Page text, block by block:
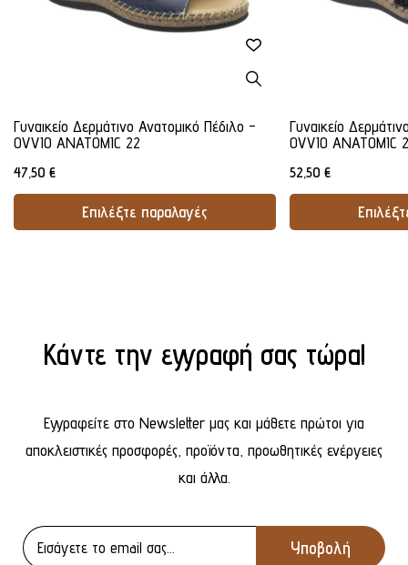
Γυναικείο Δερμάτινο Ανατομικό Πέδιλο -
OVVIO ANATOMIC 22
47,50 €
Επιλέξτε παραλαγές
Γυναικείο
OVVIO ANATOMIC
52,50 €
Κάντε την εγγραφή σας τώρα!
Εγγραφείτε στο Newsletter μας και μάθετε πρώτοι για
αποκλειστικές προσφορές, προϊόντα, προωθητικές ενέργειες
και άλλα.